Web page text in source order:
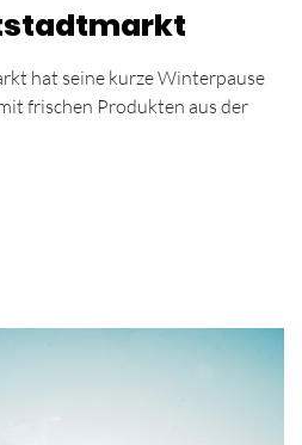
hat seine kurze Winterpause
frischen Produkten aus der